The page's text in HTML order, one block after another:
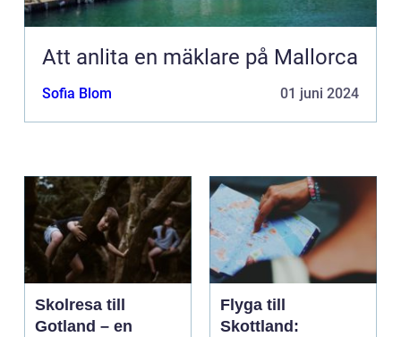
Att anlita en mäklare på Mallorca
Sofia Blom 01 juni 2024
Skolresa till
Gotland – en
Flyga till
Skottland: